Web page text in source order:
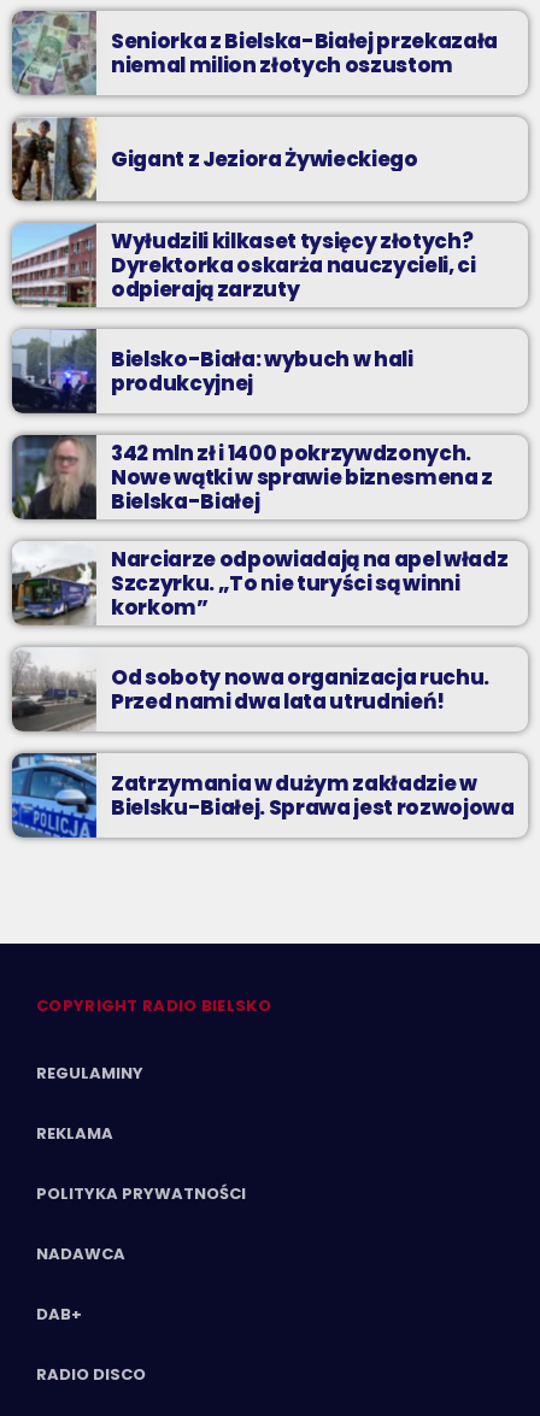
Seniorka z Bielska-Białej przekazała
niemal milion złotych oszustom
Gigant z Jeziora Żywieckiego
Wyłudzili kilkaset tysięcy złotych?
Dyrektorka oskarża nauczycieli, ci
odpierają zarzuty
Bielsko-Biała: wybuch w hali
produkcyjnej
342 mln zł i 1400 pokrzywdzonych.
Nowe wątki w sprawie biznesmena z
Bielska-Białej
Narciarze odpowiadają na apel władz
Szczyrku. „To nie turyści są winni
korkom”
Od soboty nowa organizacja ruchu.
Przed nami dwa lata utrudnień!
Zatrzymania w dużym zakładzie w
Bielsku-Białej. Sprawa jest rozwojowa
COPYRIGHT RADIO BIELSKO
REGULAMINY
REKLAMA
POLITYKA PRYWATNOŚCI
NADAWCA
DAB+
RADIO DISCO